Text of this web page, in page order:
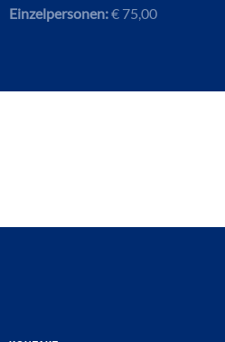
Einzelpersonen:€ 75,00